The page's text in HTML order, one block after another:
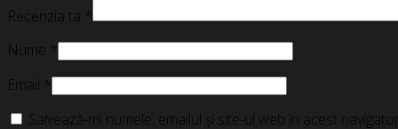
Recenzia ta *
Nume *
Email *
Salvează-mi numele, emailul și site-ul web în acest